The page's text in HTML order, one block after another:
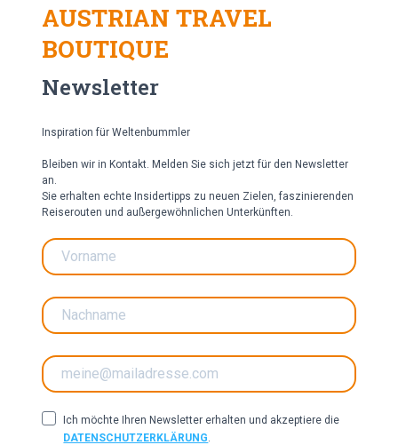
AUSTRIAN TRAVEL
BOUTIQUE
Newsletter
Inspiration für Weltenbummler
Bleiben wir in Kontakt. Melden Sie sich jetzt für den Newsletter
an.
Sie erhalten echte Insidertipps zu neuen Zielen, faszinierenden
Reiserouten und außergewöhnlichen Unterkünften.
Ich möchte Ihren Newsletter erhalten und akzeptiere die
DATENSCHUTZERKLÄRUNG